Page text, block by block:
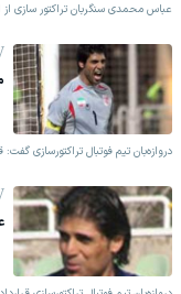
عباس محمدی سنگربان تراکتور سازی
دروازه‌بان تیم فوتبال تراکتورسازی